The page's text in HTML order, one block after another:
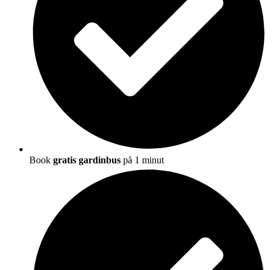
Book gratis gardinbus på 1 minut